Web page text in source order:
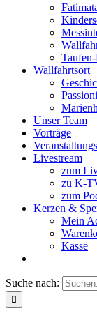
Wallfahrtsort
Unser Team
Vorträge
Livestream
zum
zu K-
zum
Kerzen &
Mein
Kasse
Suche nach: